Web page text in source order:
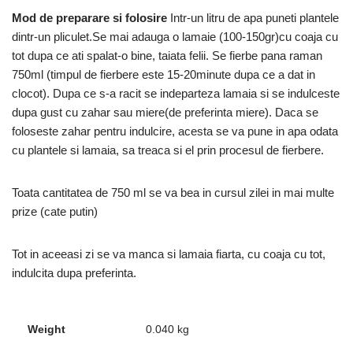
Mod de preparare si folosire Intr-un litru de apa puneti plantele
dintr-un pliculet.Se mai adauga o lamaie (100-150gr)cu coaja cu
tot dupa ce ati spalat-o bine, taiata felii. Se fierbe pana raman
750ml (timpul de fierbere este 15-20minute dupa ce a dat in
clocot). Dupa ce s-a racit se indeparteza lamaia si se indulceste
dupa gust cu zahar sau miere(de preferinta miere). Daca se
foloseste zahar pentru indulcire, acesta se va pune in apa odata
cu plantele si lamaia, sa treaca si el prin procesul de fierbere.
Toata cantitatea de 750 ml se va bea in cursul zilei in mai multe
prize (cate putin)
Tot in aceeasi zi se va manca si lamaia fiarta, cu coaja cu tot,
indulcita dupa preferinta.
Weight 0.040 kg